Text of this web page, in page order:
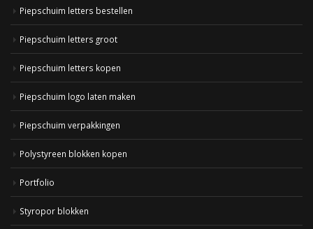
Piepschuim letters bestellen
Piepschuim letters groot
Piepschuim letters kopen
Piepschuim logo laten maken
Piepschuim verpakkingen
Polystyreen blokken kopen
Portfolio
Styropor blokken